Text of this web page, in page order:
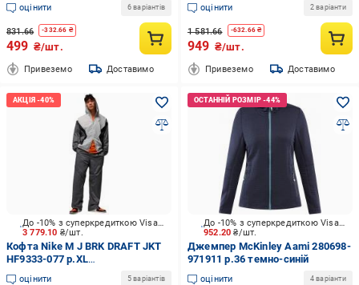
оцінити 6 варіантів
831.66 -332.66 ₴
499 ₴/шт.
Привеземо Доставимо
оцінити 2 варіанти
1 581.66 -632.66₴
949 ₴/шт.
Привеземо Доставимо
3 779.10 ₴/шт.
До -10% з суперкредиткою Visa Вигода
Кофта Nike M J BRK DRAFT JKT
HF9333-077 р.XL
різнокольоровий
оцінити 5 варіантів
952.20₴/шт.
До -10% з суперкредиткою Visa Вигода
Джемпер McKinley Aami 280698-
971911 р.36 темно-синій
оцінити 4 варіанти